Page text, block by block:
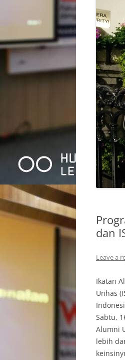
dan
Leave a
Ikatan
Unhas
Sabtu,
Alumni
lebih